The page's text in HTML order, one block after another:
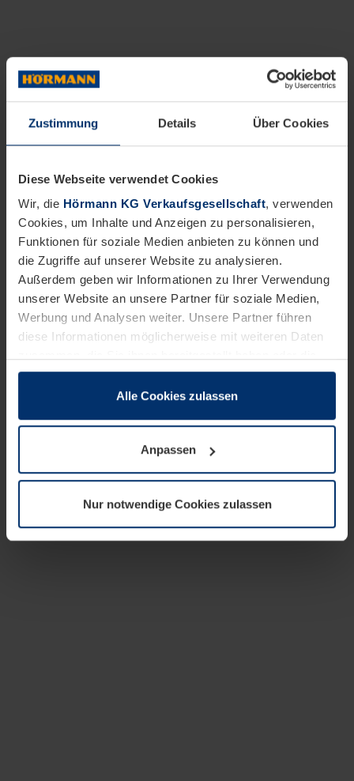
Zustimmung Details Über Cookies
Diese Webseite verwendet Cookies
Wir, die Hörmann KG Verkaufsgesellschaft, verwenden
Cookies, um Inhalte und Anzeigen zu personalisieren,
Funktionen für soziale Medien anbieten zu können und
die Zugriffe auf unserer Website zu analysieren.
Außerdem geben wir Informationen zu Ihrer Verwendung
unserer Website an unsere Partner für soziale Medien,
Werbung und Analysen weiter. Unsere Partner führen
diese Informationen möglicherweise mit weiteren Daten
sie im Rahmen Ihrer Nutzung der Dienste gesammelt
wenn diese für den Betrieb dieser Seite unbedingt
notwendig sind. Für alle anderen Cookie-Typen benötigen
wir Ihre Erlaubnis. Ihre Einwilligung können Sie jederzeit
Datenschutzerklärungunserer Website ändern oder
widerrufen.
Alle Cookies zulassen
Anpassen
Nur notwendige Cookies zulassen